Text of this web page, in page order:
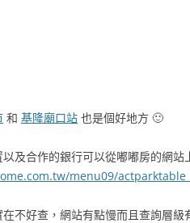
和 基隆廟口站 也是個好地方 🙂
及合作的銀行可以從嘟嘟房的網站
menu09/
不好查，網站有點慢而且查詢層級